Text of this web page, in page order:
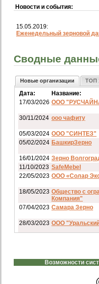
Новости и события:
15.05.2019:
Еженедельный зерновой
Сводные
Новые организации ТОП
Дата:
Название:
17/03/2026 ООО
30/11/2024 ооо чафиту
05/03/2024 ООО "СИНТЕЗ"
05/02/2024 БашкирЗерно
16/01/2024 Зерно
11/10/2023 SafeMebel
22/05/2023 ООО «Солар
18/05/2023 Общество с
Компания"
07/04/2023 Самара Зерно
28/03/2023 ООО
20/02/2023 GREENKO
Возможности